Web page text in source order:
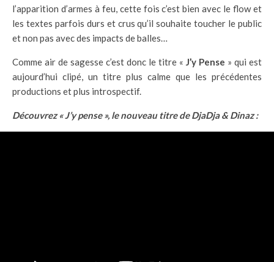
l’apparition d’armes à feu, cette fois c’est bien avec le flow et
les textes parfois durs et crus qu’il souhaite toucher le public
et non pas avec des impacts de balles…
Comme air de sagesse c’est donc le titre « J’y Pense » qui est
aujourd’hui clipé, un titre plus calme que les précédentes
productions et plus introspectif.
Découvrez « J’y pense », le nouveau titre de DjaDja & Dinaz :